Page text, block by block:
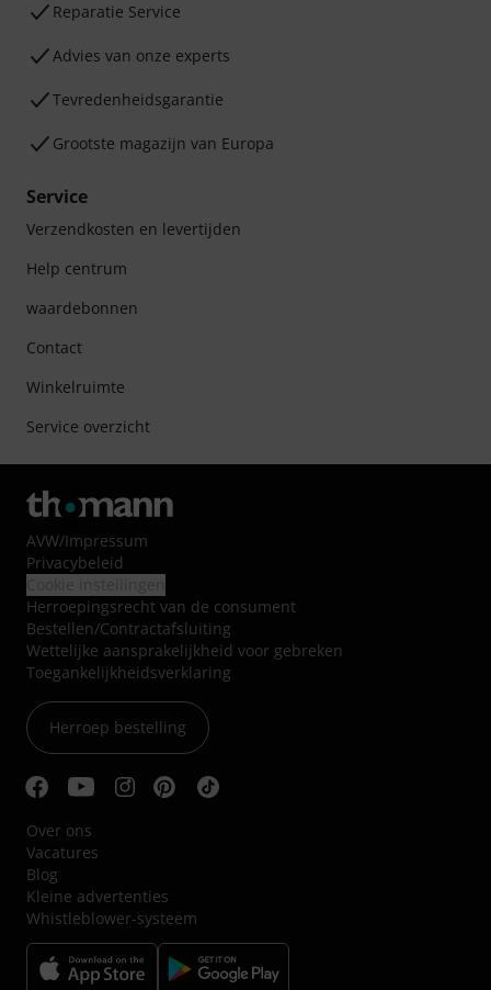
Reparatie Service
Advies van onze experts
Tevredenheidsgarantie
Grootste magazijn van Europa
Service
Verzendkosten en levertijden
Help centrum
waardebonnen
Contact
Winkelruimte
Service overzicht
AVW/Impressum
Privacybeleid
Herroepingsrecht van de consument
Bestellen/Contractafsluiting
Wettelijke aansprakelijkheid voor gebreken
Toegankelijkheidsverklaring
Herroep bestelling
Over ons
Vacatures
Blog
Kleine advertenties
Whistleblower-systeem